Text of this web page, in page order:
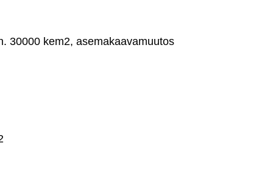
30000 kem2, asemakaavamuutos